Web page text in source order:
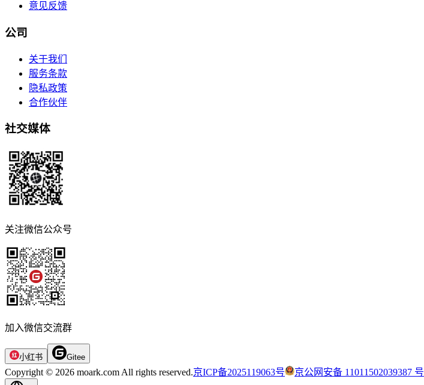
意见反馈
公司
关于我们
服务条款
隐私政策
合作伙伴
社交媒体
关注微信公众号
加入微信交流群
小红书 Gitee
Copyright © 2026 moark.com All rights reserved.京ICP备2025119063号 京公网安备 11011502039387 号